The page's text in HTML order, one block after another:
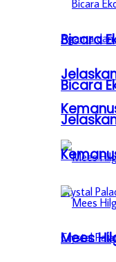
Bicara
Mees
Bicara